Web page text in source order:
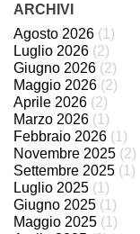
ARCHIVI
Agosto 2026 (1)
Luglio 2026 (2)
Giugno 2026 (2)
Maggio 2026 (2)
Aprile 2026 (2)
Marzo 2026 (1)
Febbraio 2026 (1)
Novembre 2025 (2)
Settembre 2025 (1)
Luglio 2025 (1)
Giugno 2025 (1)
Maggio 2025 (1)